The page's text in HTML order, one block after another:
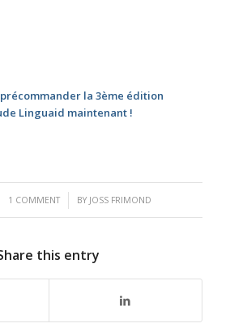
la 3ème édition
Linguaid maintenant !
1 COMMENT
/ BY JOSS FRIMOND
this entry